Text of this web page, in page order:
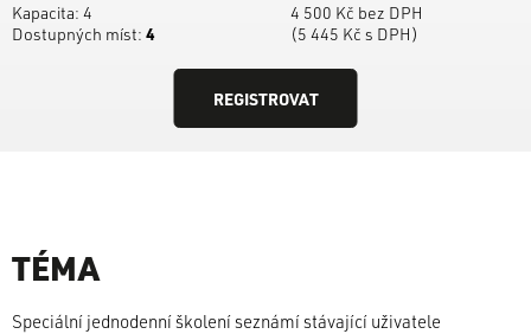
Kapacita: 4
Dostupných míst: 4
4 500 Kč bez DPH
(5 445 Kč s DPH)
REGISTROVAT
TÉMA
Speciální jednodenní školení seznámí stávající uživatele